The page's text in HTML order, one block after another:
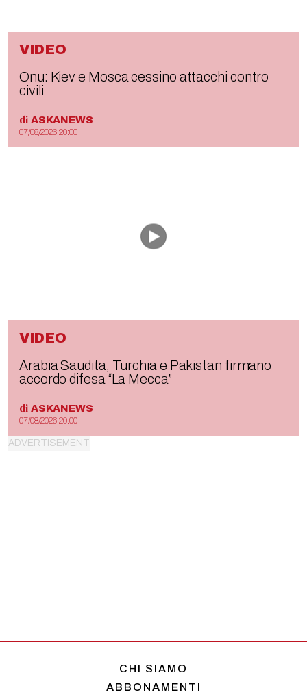
VIDEO
Onu: Kiev e Mosca cessino attacchi contro
civili
di ASKANEWS
07/08/2026 20:00
VIDEO
Arabia Saudita, Turchia e Pakistan firmano
accordo difesa “La Mecca”
di ASKANEWS
07/08/2026 20:00
CHI SIAMO
ABBONAMENTI